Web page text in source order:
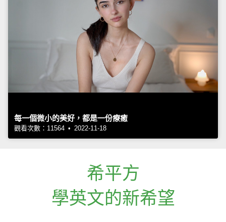
每一個微小的美好，都是一份療癒
觀看次數：11564 • 2022-11-18
希平方
學英文的新希望